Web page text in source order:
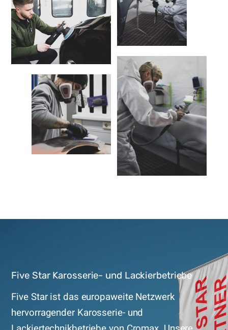
Five Star Karosserie- und Lackierbetriebe
Five Star ist das europaweite Netzwerk
hervorragender Karosserie- und